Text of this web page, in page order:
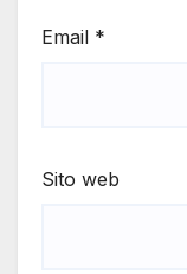
Email *
Sito web